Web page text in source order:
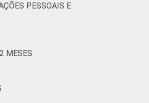
PESSOAIS E
MESES